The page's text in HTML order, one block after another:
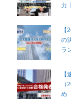
力
の
ラ
め